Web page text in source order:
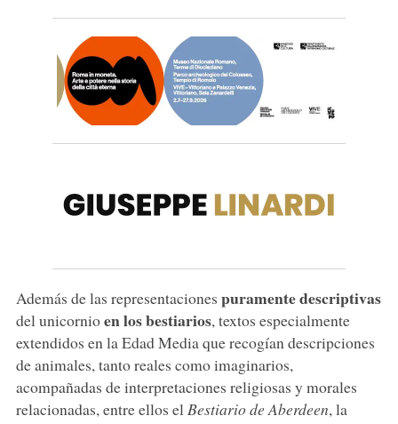
Además de las representaciones puramente descriptivas
del unicornioen los bestiarios, textos especialmente
extendidos en la Edad Media que recogían descripciones
de animales, tanto reales como imaginarios,
acompañadas de interpretaciones religiosas y morales
relacionadas, entre ellos el Bestiario de Aberdeen, la